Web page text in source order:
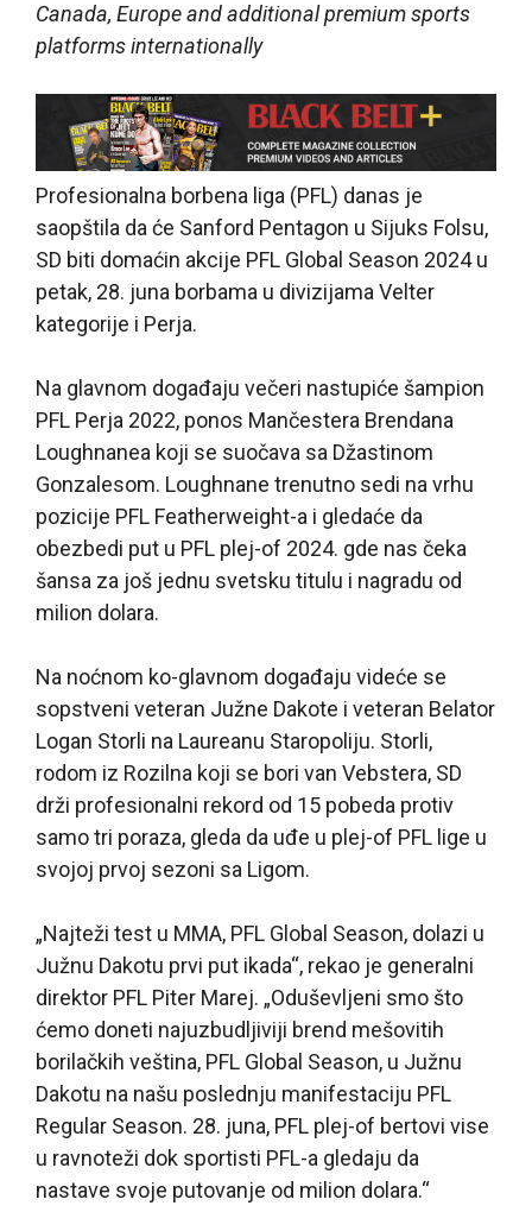
Canada, Europe and additional premium sports
platforms internationally
Profesionalna borbena liga (PFL) danas je
saopštila da će Sanford Pentagon u Sijuks Folsu,
SD biti domaćin akcije PFL Global Season 2024 u
petak, 28. juna borbama u divizijama Velter
kategorije i Perja.
Na glavnom događaju večeri nastupiće šampion
PFL Perja 2022, ponos Mančestera Brendana
Loughnanea koji se suočava sa Džastinom
Gonzalesom. Loughnane trenutno sedi na vrhu
pozicije PFL Featherweight-a i gledaće da
obezbedi put u PFL plej-of 2024. gde nas čeka
šansa za još jednu svetsku titulu i nagradu od
milion dolara.
Na noćnom ko-glavnom događaju videće se
sopstveni veteran Južne Dakote i veteran Belator
Logan Storli na Laureanu Staropoliju. Storli,
rodom iz Rozilna koji se bori van Vebstera, SD
drži profesionalni rekord od 15 pobeda protiv
samo tri poraza, gleda da uđe u plej-of PFL lige u
svojoj prvoj sezoni sa Ligom.
„Najteži test u MMA, PFL Global Season, dolazi u
Južnu Dakotu prvi put ikada“, rekao je generalni
direktor PFL Piter Marej. „Oduševljeni smo što
ćemo doneti najuzbudljiviji brend mešovitih
borilačkih veština, PFL Global Season, u Južnu
Dakotu na našu poslednju manifestaciju PFL
Regular Season. 28. juna, PFL plej-of bertovi vise
u ravnoteži dok sportisti PFL-a gledaju da
nastave svoje putovanje od milion dolara.“